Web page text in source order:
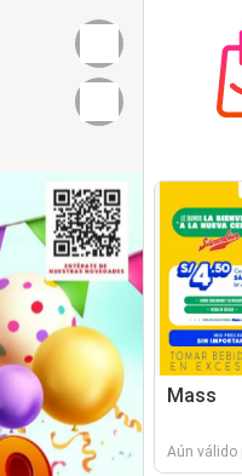
Mass
Aún válido